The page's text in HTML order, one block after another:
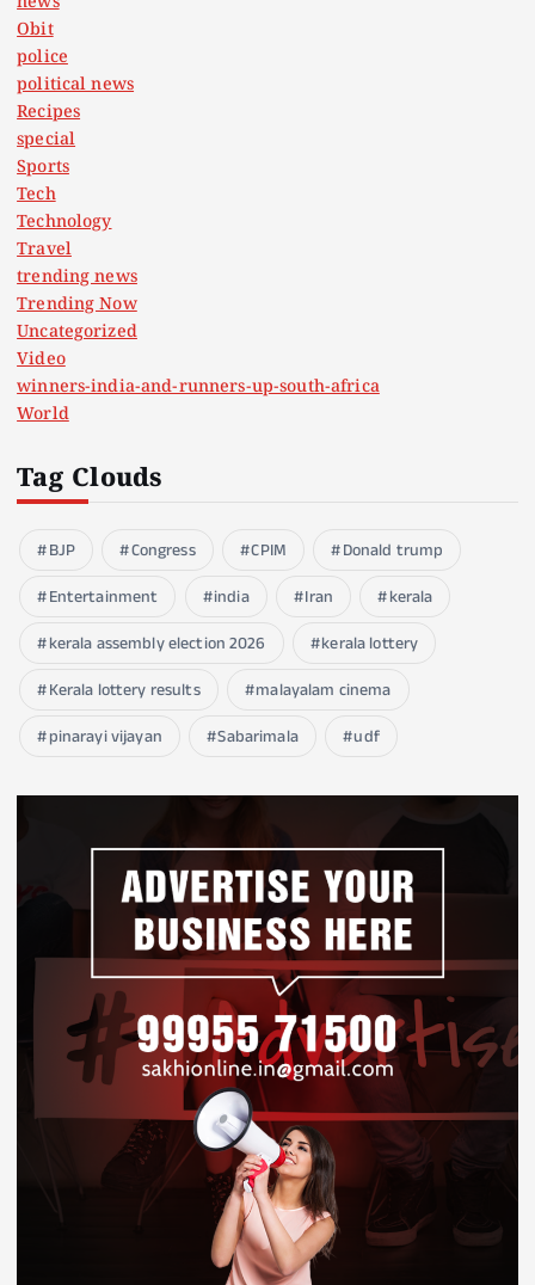
Obit
police
political news
Recipes
special
Sports
Tech
Technology
Travel
trending news
Trending Now
Uncategorized
Video
winners-india-and-runners-up-south-africa
World
Tag Clouds
BJP Congress CPIM
Donald trump
Entertainment
india Iran
kerala
kerala assembly election 2026
kerala lottery
Kerala lottery results
malayalam cinema
pinarayi vijayan
Sabarimala udf